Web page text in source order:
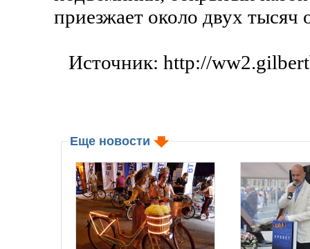
приезжает около двух
Источник: http://
Еще новости